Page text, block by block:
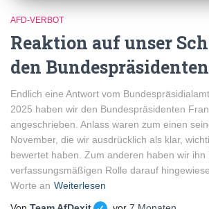
AFD-VERBOT
Reaktion auf unser
den Bundespräsidenten
Endlich eine Antwort vom
2025 haben wir den Bundespräsidenten
angeschrieben. Anlass waren zum einen
November, die wir ausdrücklich als klar,
bewertet haben. Zum anderen haben wir ihn
verfassungsmäßigen Rolle darauf
Worte an Weiterlesen